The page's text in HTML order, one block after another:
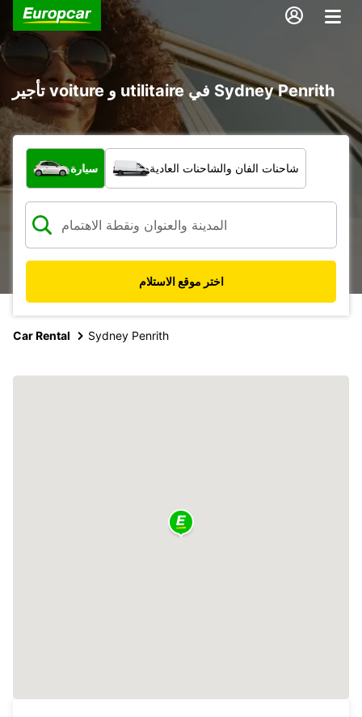
تأجير voiture و utilitaire في Sydney Penrith
ما نوع المركبة؟
سيارة شاحنات الفان والشاحنات العادية
اختر موقع الاستلام
Car Rental Sydney Penrith